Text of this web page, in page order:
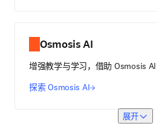
Osmosis AI
增强教学与学习，借助 Osmosis AI
探索 Osmosis AI
展开